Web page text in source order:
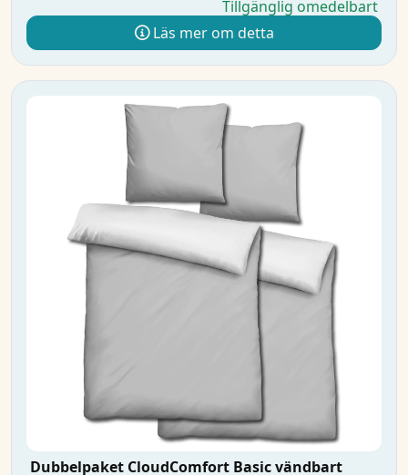
Tillgänglig omedelbart
Läs mer om detta
Dubbelpaket CloudComfort Basic vändbart